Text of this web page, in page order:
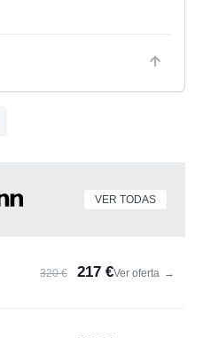
VER TODAS
320 € 217 €Ver oferta →